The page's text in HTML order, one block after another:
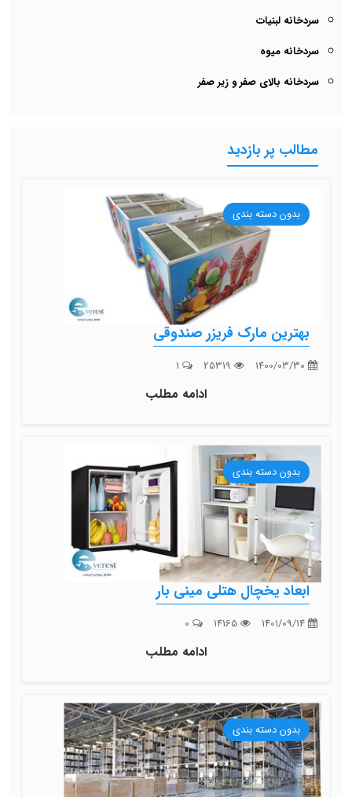
سردخانه لبنیات
سردخانه میوه
سردخانه بالای صفر و زیر صفر
مطالب پر بازدید
بدون دسته بندی
بهترین مارک فریزر صندوقی
ادامه مطلب
بدون دسته بندی
ابعاد یخچال هتلی مینی بار
ادامه مطلب
بدون دسته بندی